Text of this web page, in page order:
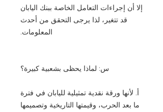
إلا أن إجراءات التعامل الخاصة ببنك اليابان
قد تتغير، لذا يرجى التحقق من أحدث
المعلومات.
س: لماذا يحظى بشعبية كبيرة؟
أ. لأنها ورقة نقدية تمثيلية لليابان في فترة
ما بعد الحرب، وقيمتها التاريخية وتصميمها